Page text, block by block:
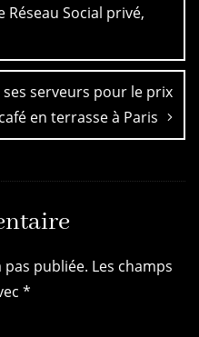
Social privé,
serveurs pour le prix
en terrasse à Paris
pas publiée. Les champs
*